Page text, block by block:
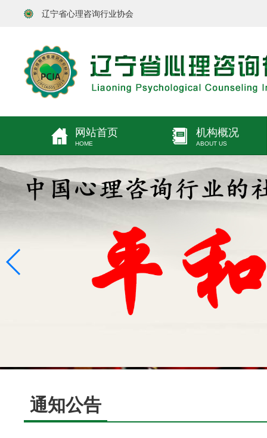
辽宁省心理咨询行业协会
网站首页
HOME
机构概况
ABOUT US
通知公告